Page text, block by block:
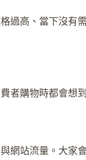
過高、當下沒有
者購物時都會想
網站流量。大家